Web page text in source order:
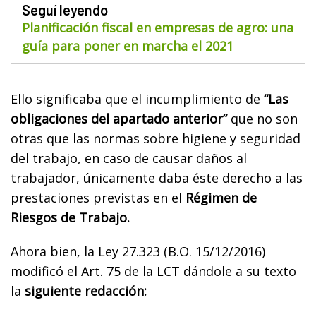
Seguí leyendo
Planificación fiscal en empresas de agro: una
guía para poner en marcha el 2021
Ello significaba que el incumplimiento de “Las
obligaciones del apartado anterior”que no son
otras que las normas sobre higiene y seguridad
del trabajo, en caso de causar daños al
trabajador, únicamente daba éste derecho a las
prestaciones previstas en el Régimen de
Riesgos de Trabajo.
Ahora bien, la Ley 27.323 (B.O. 15/12/2016)
modificó el Art. 75 de la LCT dándole a su texto
la siguiente redacción: